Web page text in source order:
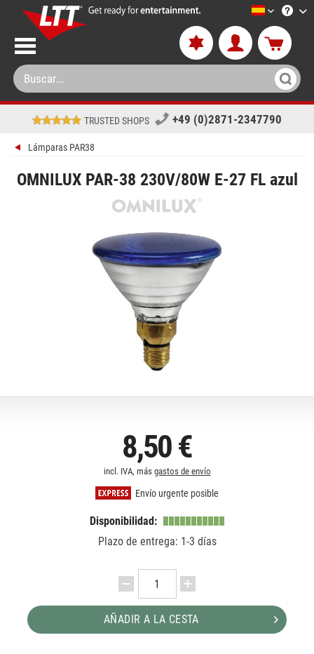
LTT-
TRUSTED SHOPS +49 (0)2871-2347790
Lámparas PAR38
OMNILUX PAR-38 230V/80W E-27 FL azul
8,50 €
incl. IVA, más gastos de envío
Envío urgente posible
Disponibilidad:
Plazo de entrega: 1-3 días
AÑADIR A LA CESTA